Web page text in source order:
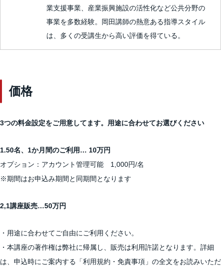
業支援事業、産業振興施設の活性化など公共分野の
事業を多数経験。岡田講師の熱意ある指導スタイル
は、多くの受講生から高い評価を得ている。
価格
3つの料金設定をご用意してます。 用途に合わせてお選びください
1.50名、1か月間のご利用… 10万円
オプション：アカウント管理可能 1,000円/名
※期間はお申込み期間と同期間となります
2,1講座販売…50万円
・用途に合わせてご自由にご利用ください。
・本講座の著作権は弊社に帰属し、販売は利用許諾となります。詳細
は、申込時にご案内する「利用規約・免責事項」の全文をお読みいただ